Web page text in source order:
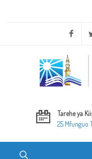
Tarehe ya
25 Mfunguo